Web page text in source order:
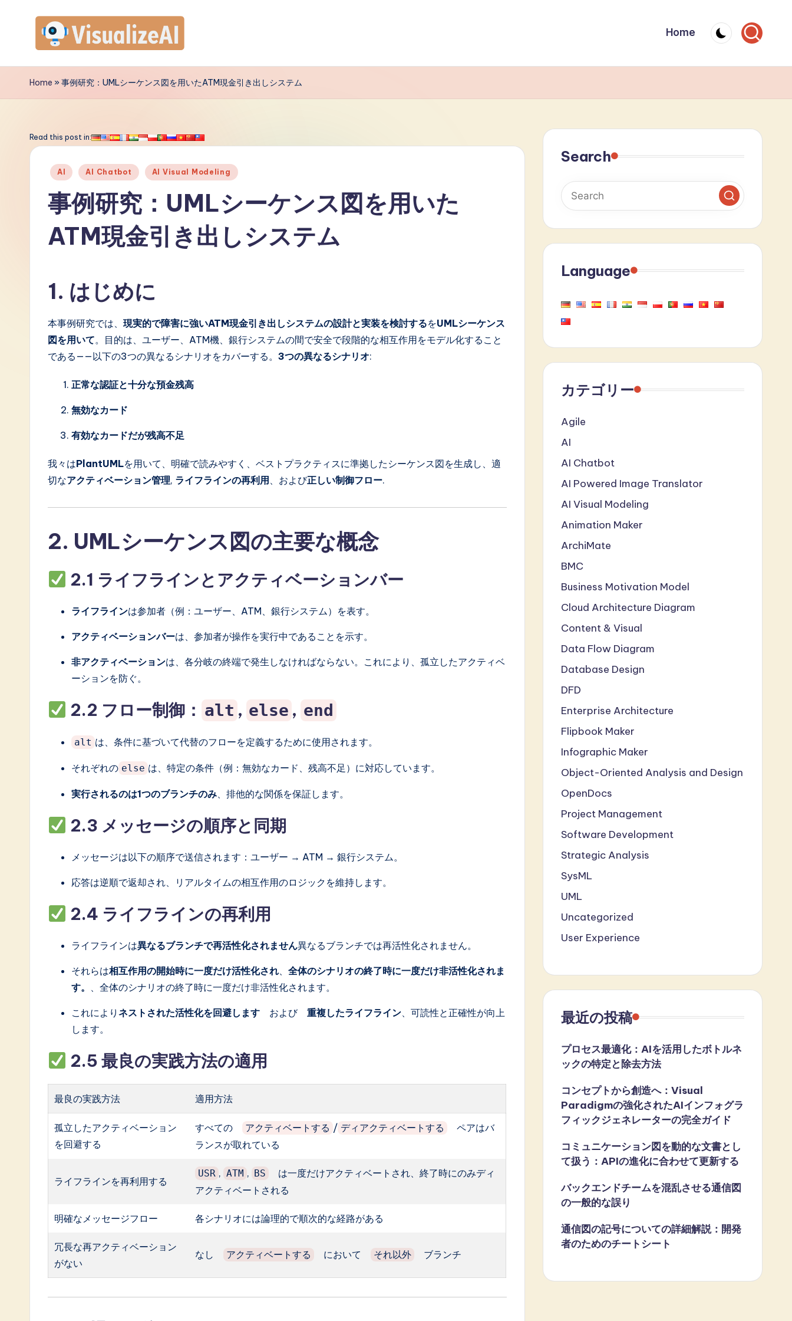
contentV
is
a
ft
Home
Home »事例研究：UMLシーケンス図を用いたATM現金引き出しシステム
Read this post in:
Posted
AI AI Chatbot AI Visual Modeling
事例研究：UMLシーケンス図を用いた
ATM現金引き出しシステム
1. はじめに
本事例研究では、 現実的で障害に強いATM現金引き出しシステムの設計と実装を検討するをUMLシーケンス
図を用いて。目的は、ユーザー、ATM機、銀行システムの間で安全で段階的な相互作用をモデル化すること
である——以下の3つの異なるシナリオをカバーする。 3つの異なるシナリオ:
正常な認証と十分な預金残高
無効なカード
有効なカードだが残高不足
我々はPlantUMLを用いて、明確で読みやすく、ベストプラクティスに準拠したシーケンス図を生成し、適
切なアクティベーション管理, ライフラインの再利用 、および正しい制御フロー.
2. UMLシーケンス図の主要な概念
2.1 ライフラインとアクティベーションバー
ライフラインは参加者（例：ユーザー、ATM、銀行システム）を表す。
アクティベーションバーは、参加者が操作を実行中であることを示す。
非アクティベーションは、各分岐の終端で発生しなければならない。これにより、孤立したアクティベ
ーションを防ぐ。
2.2 フロー制御： alt , else , end
alt は、条件に基づいて代替のフローを定義するために使用されます。
それぞれの else は、特定の条件（例：無効なカード、残高不足）に対応しています。
実行されるのは1つのブランチのみ 、排他的な関係を保証します。
2.3 メッセージの順序と同期
メッセージは以下の順序で送信されます：ユーザー → ATM → 銀行システム。
応答は逆順で返却され、リアルタイムの相互作用のロジックを維持します。
2.4 ライフラインの再利用
ライフラインは異なるブランチで再活性化されません異なるブランチでは再活性化されません。
それらは相互作用の開始時に一度だけ活性化され
全体のシナリオの終了時に一度だけ非活性化されま
す。
、全体のシナリオの終了時に一度だけ非活性化されます。
これにより ネストされた活性化を回避します および 重複したライフライン 、可読性と正確性が向上
します。
2.5 最良の実践方法の適用
最良の実践方法 適用方法
孤立したアクティベーション
を回避する
すべての アクティベートする / ディアクティベートする
ペアはバ
ランスが取れている
ライフラインを再利用する
USR , ATM , BS
は一度だけアクティベートされ、終了時にのみディ
アクティベートされる
明確なメッセージフロー 各シナリオには論理的で順次的な経路がある
冗長な再アクティベーション
がない
なし アクティベートする において それ以外 ブランチ
Search
Language
カテゴリー
Agile
AI
AI Chatbot
AI Powered Image Translator
AI Visual Modeling
Animation Maker
ArchiMate
BMC
Business Motivation Model
Cloud Architecture Diagram
Content & Visual
Data Flow Diagram
Database Design
DFD
Enterprise Architecture
Flipbook Maker
Infographic Maker
Object-Oriented Analysis and Design
OpenDocs
Project Management
Software Development
Strategic Analysis
SysML
UML
Uncategorized
User Experience
最近の投稿
プロセス最適化：AIを活用したボトルネ
ックの特定と除去方法
コンセプトから創造へ：Visual
Paradigmの強化されたAIインフォグラ
フィックジェネレーターの完全ガイド
コミュニケーション図を動的な文書とし
て扱う：APIの進化に合わせて更新する
バックエンドチームを混乱させる通信図
の一般的な誤り
通信図の記号についての詳細解説：開発
者のためのチートシート